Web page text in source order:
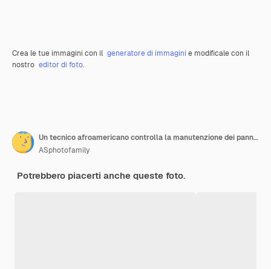
Crea le tue immagini con il generatore di immagini e modificale con il
nostro editor di foto.
Un tecnico afroamericano controlla la manutenzione dei pannelli solari Gruppo di tre ingegneri neri riuniti alla stazione solare
ASphotofamily
Potrebbero piacerti anche queste foto.